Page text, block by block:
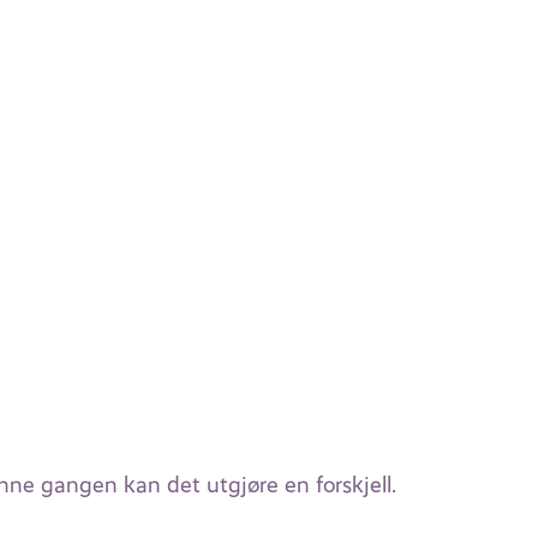
gangen kan det utgjøre en forskjell.